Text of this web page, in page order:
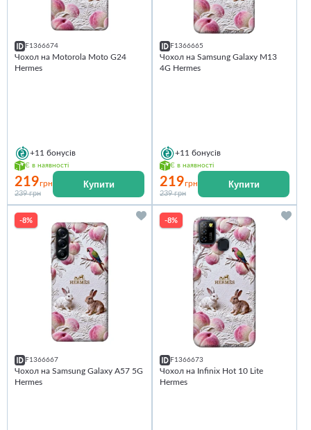
F1366674
Чохол на Motorola Moto G24
Hermes
+11 бонусів
Є в наявності
219грн
239 грн
Купити
F1366665
Чохол на Samsung Galaxy M13
4G Hermes
+11 бонусів
Є в наявності
219грн
239 грн
Купити
-8%
F1366667
Чохол на Samsung Galaxy A57 5G
Hermes
-8%
F1366673
Чохол на Infinix Hot 10 Lite
Hermes